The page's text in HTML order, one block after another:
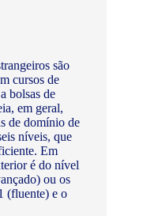
são
cursos de
bolsas de
em geral,
de domínio de
níveis, que
Em
é do nível
ou os
(fluente) e o